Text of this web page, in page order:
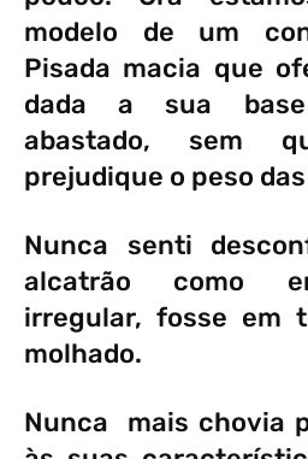
modelo de um
Pisada macia que
dada a sua
abastado, sem
prejudique o peso
Nunca senti
alcatrão como
irregular, fosse em
molhado.
Nunca mais chovia